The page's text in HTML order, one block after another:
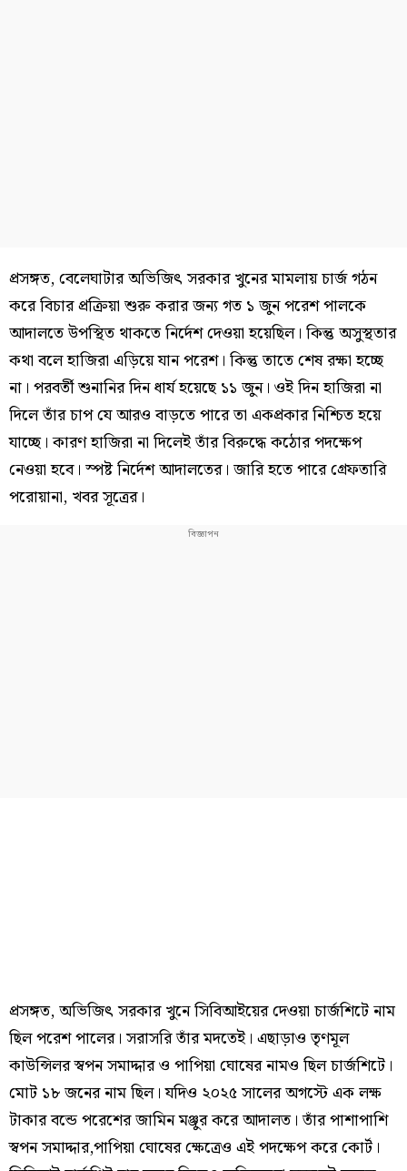
প্রসঙ্গত, বেলেঘাটার অভিজিৎ সরকার খুনের মামলায় চার্জ গঠন
করে বিচার প্রক্রিয়া শুরু করার জন্য গত ১ জুন পরেশ পালকে
আদালতে উপস্থিত থাকতে নির্দেশ দেওয়া হয়েছিল। কিন্তু অসুস্থতার
কথা বলে হাজিরা এড়িয়ে যান পরেশ। কিন্তু তাতে শেষ রক্ষা হচ্ছে
না। পরবর্তী শুনানির দিন ধার্য হয়েছে ১১ জুন। ওই দিন হাজিরা না
দিলে তাঁর চাপ যে আরও বাড়তে পারে তা একপ্রকার নিশ্চিত হয়ে
যাচ্ছে। কারণ হাজিরা না দিলেই তাঁর বিরুদ্ধে কঠোর পদক্ষেপ
নেওয়া হবে। স্পষ্ট নির্দেশ আদালতের। জারি হতে পারে গ্রেফতারি
পরোয়ানা, খবর সূত্রের।
প্রসঙ্গত, অভিজিৎ সরকার খুনে সিবিআইয়ের দেওয়া চার্জশিটে নাম
ছিল পরেশ পালের। সরাসরি তাঁর মদতেই। এছাড়াও তৃণমূল
কাউন্সিলর স্বপন সমাদ্দার ও পাপিয়া ঘোষের নামও ছিল চার্জশিটে।
মোট ১৮ জনের নাম ছিল। যদিও ২০২৫ সালের অগস্টে এক লক্ষ
টাকার বন্ডে পরেশের জামিন মঞ্জুর করে আদালত। তাঁর পাশাপাশি
স্বপন সমাদ্দার,পাপিয়া ঘোষের ক্ষেত্রেও এই পদক্ষেপ করে কোর্ট।